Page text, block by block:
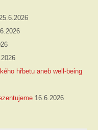
hřbetu aneb well-being
16.6.2026